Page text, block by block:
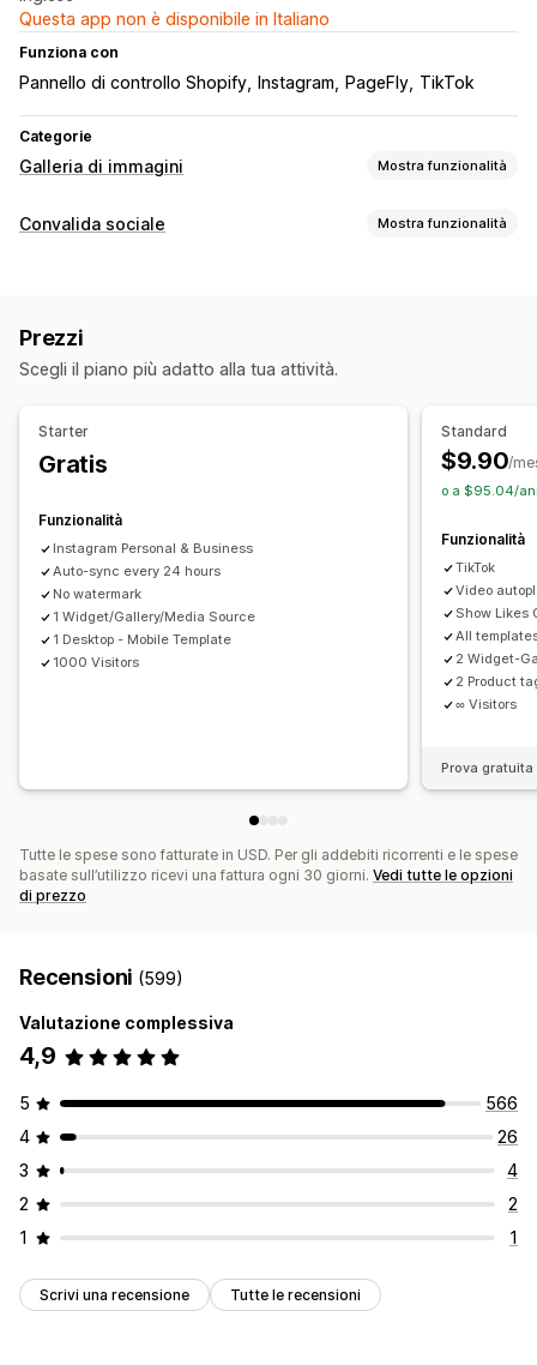
Questa app non è disponibile in Italiano
Funziona con
Pannello di controllo Shopify Instagram PageFly TikTok
Categorie
Galleria di immagini Mostra funzionalità
Tipi di galleria
Personalizzazione
Stili personalizzati
CSS personalizzato
Multilingua
Convalida sociale Mostra funzionalità
Analisi
Monitoraggio delle conversioni
Prezzi
Scegli il piano più adatto alla tua attività.
Starter
Gratis
Funzionalità
Instagram Personal & Business
Auto-sync every 24 hours
No watermark
1 Widget/Gallery/Media Source
1 Desktop - Mobile Template
1000 Visitors
Standard
$9.90/
o a $95.04/
Funzionalità
TikTok
Video
Show Likes
All
2 Widget-
2 Product
∞ Visitors
Prova
Tutte le spese sono fatturate in USD. Per gli addebiti ricorrenti e le spese
basate sull’utilizzo ricevi una fattura ogni 30 giorni. Vedi tutte le opzioni
di prezzo
Recensioni (599)
Valutazione complessiva
4,9
5
566
4
26
3
4
2
2
1
1
Scrivi una recensione Tutte le recensioni